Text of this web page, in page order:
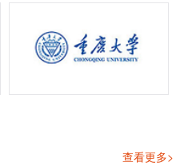
查看更多>